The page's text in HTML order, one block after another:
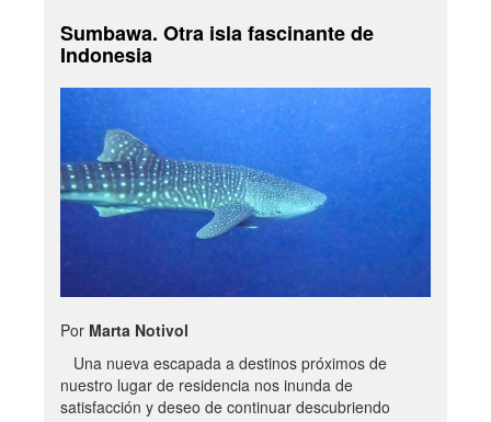
Sumbawa. Otra isla fascinante de
Indonesia
Por Marta Notivol
Una nueva escapada a destinos próximos de
nuestro lugar de residencia nos inunda de
satisfacción y deseo de continuar descubriendo